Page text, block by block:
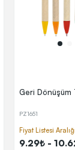
Geri Dönüşüm
PZ1651
Fiyat Listesi Aralığı
9.29₺ -